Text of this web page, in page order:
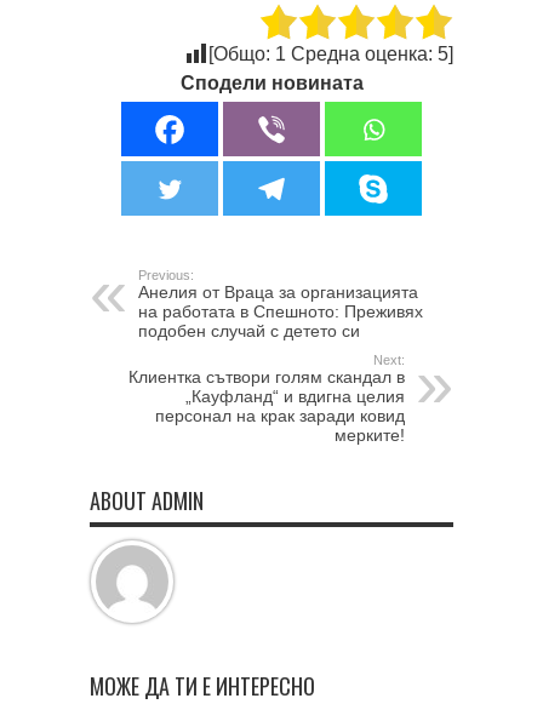
[Общо: 1 Средна оценка: 5
Сподели новината
Previous:
Анелия от Враца за организацията
на работата в Спешното: Преживях
подобен случай с детето си
Next:
Клиентка сътвори голям скандал в
„Кауфланд“ и вдигна целия
персонал на крак заради ковид
мерките!
ABOUT ADMIN
МОЖЕ ДА ТИ Е ИНТЕРЕСНО